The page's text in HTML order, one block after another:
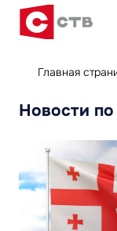
Главная
Новости по